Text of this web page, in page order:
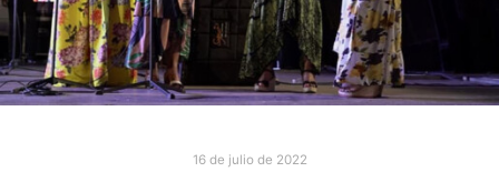
16 de julio de 2022